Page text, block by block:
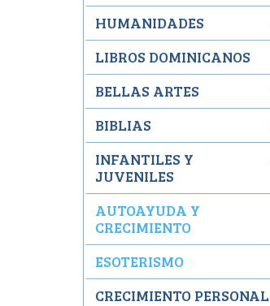
HUMANIDADES
LIBROS DOMINICANOS
BELLAS ARTES
BIBLIAS
INFANTILES Y
JUVENILES
AUTOAYUDA Y
CRECIMIENTO
ESOTERISMO
CRECIMIENTO PERSONAL